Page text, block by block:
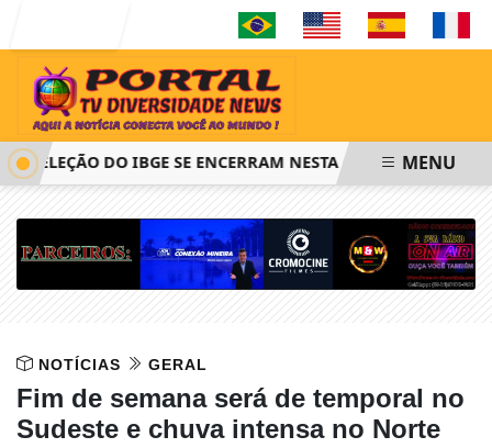
DO IBGE SE ENCERRAM NESTA QUINTA-FEIRA ÀS 14H
MENU
NOTÍCIAS GERAL
Fim de semana será de temporal no
Sudeste e chuva intensa no Norte